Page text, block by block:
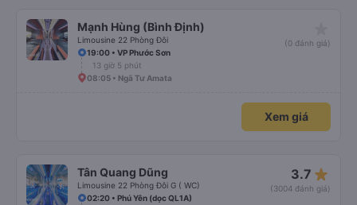
Mạnh Hùng (Bình Định)
Limousine 22 Phòng Đôi
(0 đánh giá)
19:00 • VP Phước Sơn
13 giờ 5 phút
08:05 • Ngã Tư Amata
Xem giá
Tân Quang Dũng
Limousine 22 Phòng Đôi G ( WC)
3.7 star_rate
(3004 đánh giá)
02:20 • Phú Yên (dọc QL1A)